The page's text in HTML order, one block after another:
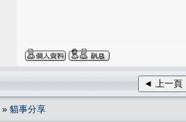
◄ 上一頁
» 貓事分享